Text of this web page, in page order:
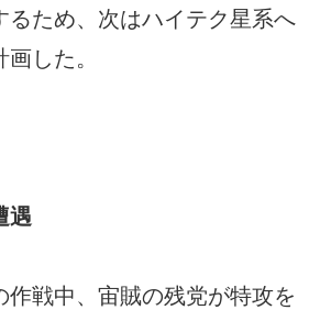
るため、次はハイテク星系へ
した。
遇
作戦中、宙賊の残党が特攻を